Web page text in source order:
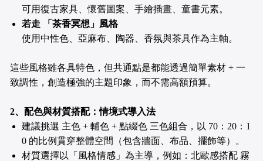
可用復古家具、懷舊圖案、手繪插畫、童書元素。
若走 「茶香冥想」風格
使用中性色、亞麻布、陶器、香氛與茶具作為主軸。
這些風格雖各具特色，但共通點是都能透過簡單素材 + 一
致調性，創造極強的主題印象，而不需高額預算。
2、配色與材質搭配：情境式導入法
建議挑選 主色 + 輔色 + 點綴色 三色組合，以 70：20：1
0 的比例貫穿整體空間（包含牆面、布品、擺飾等）。
材質選擇以「風格情感」為主導，例如：北歐感搭配 霧